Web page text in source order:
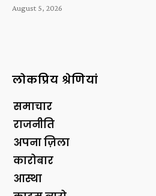
August 5, 2026
लोकप्रिय श्रेणियां
समाचार
राजनीति
अपना ज़िला
कारोबार
आस्था